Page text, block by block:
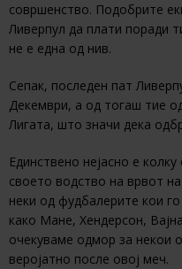
совршенство. Подобрите
Ливерпул да плати поради
не е една од нив.
Сепак, последен пат
Декември, а од тогаш тие
Лигата, што значи дека
Единствено нејасно е
своето водство на врвот
неки од фудбалерите кои
како Мане, Хендерсон,
очекуваме одмор за некои
веројатно после овој меч.